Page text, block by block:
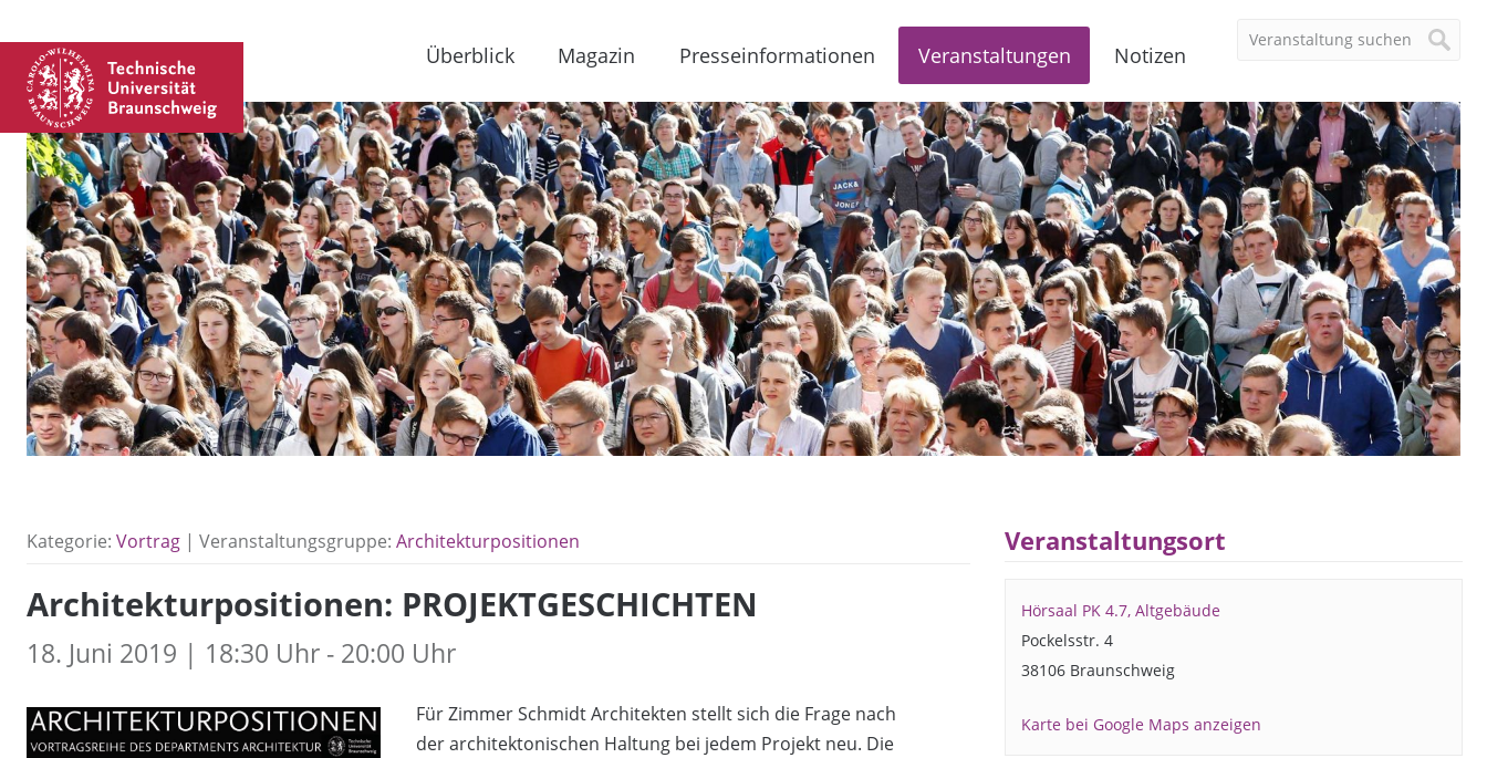
Überblick Magazin Presseinformationen Veranstaltungen Notizen
Kategorie: Vortrag | Veranstaltungsgruppe: Architekturpositionen
Architekturpositionen: PROJEKTGESCHICHTEN
18. Juni 2019 | 18:30 Uhr - 20:00 Uhr
Für Zimmer Schmidt Architekten stellt sich die Frage nach
der architektonischen Haltung bei jedem Projekt neu. Die
Veranstaltungsort
Hörsaal PK 4.7, Altgebäude
Pockelsstr. 4
38106 Braunschweig
Karte bei Google Maps anzeigen